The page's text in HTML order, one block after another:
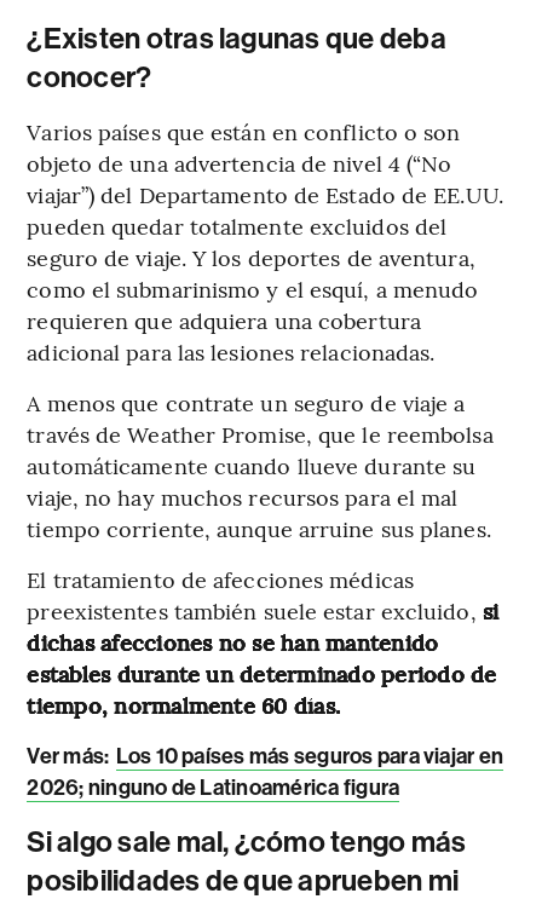
¿Existen otras lagunas que deba
conocer?
Varios países que están en conflicto o son
objeto de una advertencia de nivel 4 (“No
viajar”) del Departamento de Estado de EE.UU.
pueden quedar totalmente excluidos del
seguro de viaje. Y los deportes de aventura,
como el submarinismo y el esquí, a menudo
requieren que adquiera una cobertura
adicional para las lesiones relacionadas.
A menos que contrate un seguro de viaje a
través de Weather Promise, que le reembolsa
automáticamente cuando llueve durante su
viaje, no hay muchos recursos para el mal
tiempo corriente, aunque arruine sus planes.
El tratamiento de afecciones médicas
preexistentes también suele estar excluido, si
dichas afecciones no se han mantenido
estables durante un determinado periodo de
tiempo, normalmente 60 días.
Ver más: Los 10 países más seguros para viajar en
2026; ninguno de Latinoamérica figura
Si algo sale mal, ¿cómo tengo más
posibilidades de que aprueben mi